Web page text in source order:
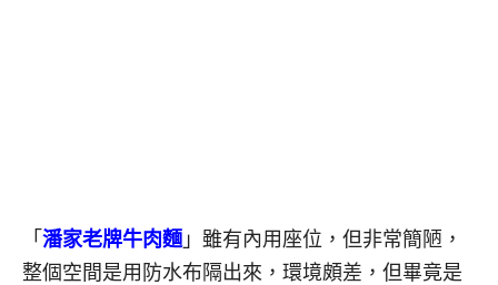
「 潘家老牌牛肉麵 」雖有內用座位，但非常簡陋，
整個空間是用防水布隔出來，環境頗差，但畢竟是